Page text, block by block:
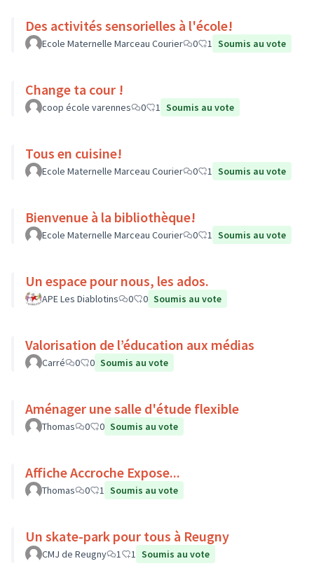
Des activités sensorielles à l'école!
Ecole Maternelle Marceau Courier 0 1 Soumis au vote
Change ta cour !
coop école varennes 0 1 Soumis au vote
Tous en cuisine!
Ecole Maternelle Marceau Courier 0 1 Soumis au vote
Bienvenue à la bibliothèque!
Ecole Maternelle Marceau Courier 0 1 Soumis au vote
Un espace pour nous, les ados.
APE Les Diablotins 0 0 Soumis au vote
Valorisation de l’éducation aux médias
Carré 0 0 Soumis au vote
Aménager une salle d'étude flexible
Thomas 0 0 Soumis au vote
Affiche Accroche Expose...
Thomas 0 1 Soumis au vote
Un skate-park pour tous à Reugny
CMJ de Reugny 1 1 Soumis au vote